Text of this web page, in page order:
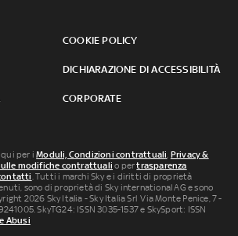
COOKIE POLICY
DICHIARAZIONE DI ACCESSIBILITÀ
CORPORATE
qui per iModuli, Condizioni contrattuali, Privacy &
modifiche contrattuali o pertrasparenza
. Tutti i marchi Sky e i diritti di proprietà
sono di proprietà di Sky international AG e sono
2026 Sky Italia - Sky Italia Srl Via Monte Penice, 7 -
SkyTG24: ISSN 3035-1537 e SkySport: ISSN
Abusi